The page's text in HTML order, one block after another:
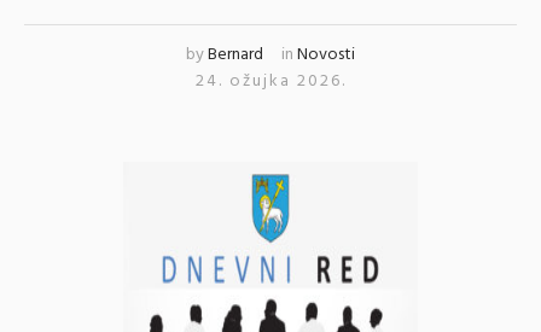
byBernard inNovosti
24. ožujka 2026.